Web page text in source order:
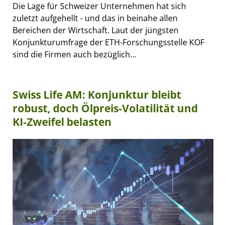
Die Lage für Schweizer Unternehmen hat sich
zuletzt aufgehellt - und das in beinahe allen
Bereichen der Wirtschaft. Laut der jüngsten
Konjunkturumfrage der ETH-Forschungsstelle KOF
sind die Firmen auch bezüglich...
Swiss Life AM: Konjunktur bleibt
robust, doch Ölpreis-Volatilität und
KI-Zweifel belasten